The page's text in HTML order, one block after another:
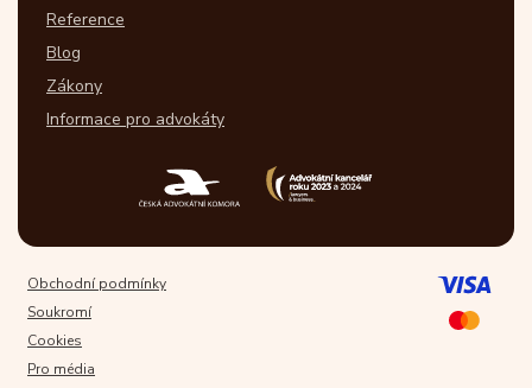
Reference
Blog
Zákony
Informace pro advokáty
Obchodní podmínky
Soukromí
Cookies
Pro média